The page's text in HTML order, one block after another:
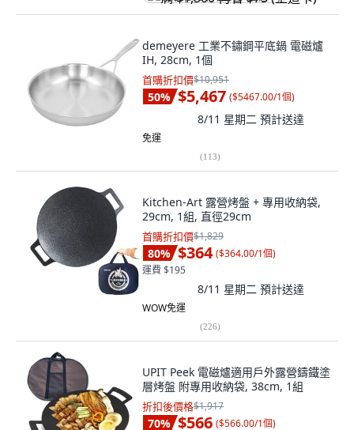
demeyere 工業不鏽鋼平底鍋 電磁爐
IH, 28cm, 1個
首購折扣價$10,951
50% $5,467 ($5467.00/1個)
8/11 星期二 預計送達
免運
(113)
Kitchen-Art 露營烤盤 + 專用收納袋,
29cm, 1組, 直徑29cm
首購折扣價$1,829
80% $364 ($364.00/1個)
運費 $195
8/11 星期二 預計送達
WOW免運
(226)
UPIT Peek 電磁爐適用戶外露營鑄鐵塗
層烤盤 附專用收納袋, 38cm, 1組
折扣後價格$1,917
70% $566 ($566.00/1個)